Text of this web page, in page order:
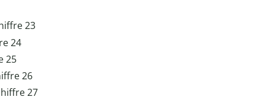
23
24
25
26
27